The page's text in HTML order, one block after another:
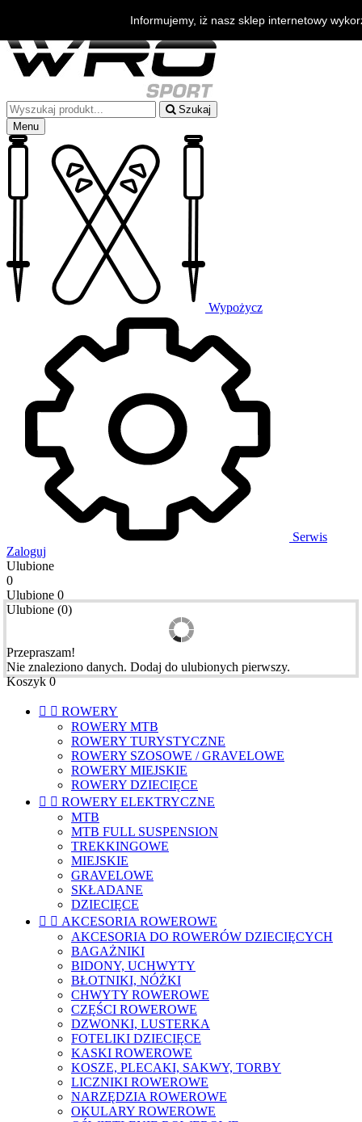
Bezpłatna wysyłka od 500zł
+48 530 006 888
Szukaj
Menu
Wypożycz
Serwis
Zaloguj
Ulubione
0
Ulubione 0
Ulubione (0)
Przepraszam!
Nie znaleziono danych. Dodaj do ulubionych pierwszy.
Koszyk 0
  ROWERY
ROWERY MTB
ROWERY TURYSTYCZNE
ROWERY SZOSOWE / GRAVELOWE
ROWERY MIEJSKIE
ROWERY DZIECIĘCE
  ROWERY ELEKTRYCZNE
MTB
MTB FULL SUSPENSION
TREKKINGOWE
MIEJSKIE
GRAVELOWE
SKŁADANE
DZIECIĘCE
  AKCESORIA ROWEROWE
AKCESORIA DO ROWERÓW DZIECIĘCYCH
BAGAŻNIKI
BIDONY, UCHWYTY
BŁOTNIKI, NÓŻKI
CHWYTY ROWEROWE
CZĘŚCI ROWEROWE
DZWONKI, LUSTERKA
FOTELIKI DZIECIĘCE
KASKI ROWEROWE
KOSZE, PLECAKI, SAKWY, TORBY
LICZNIKI ROWEROWE
NARZĘDZIA ROWEROWE
OKULARY ROWEROWE
Informujemy, iż nasz sklep internetowy